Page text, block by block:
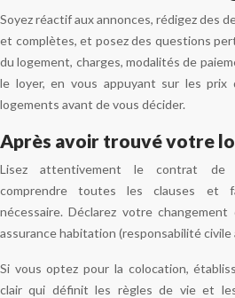
Soyez réactif aux annonces, rédigez des
et complètes, et posez des questions
du logement, charges, modalités de
le loyer, en vous appuyant sur les prix
logements avant de vous décider.
Après avoir trouvé votre
Lisez attentivement le contrat de
comprendre toutes les clauses et
nécessaire. Déclarez votre changement
assurance habitation (responsabilité civile
Si vous optez pour la colocation,
clair qui définit les règles de vie et